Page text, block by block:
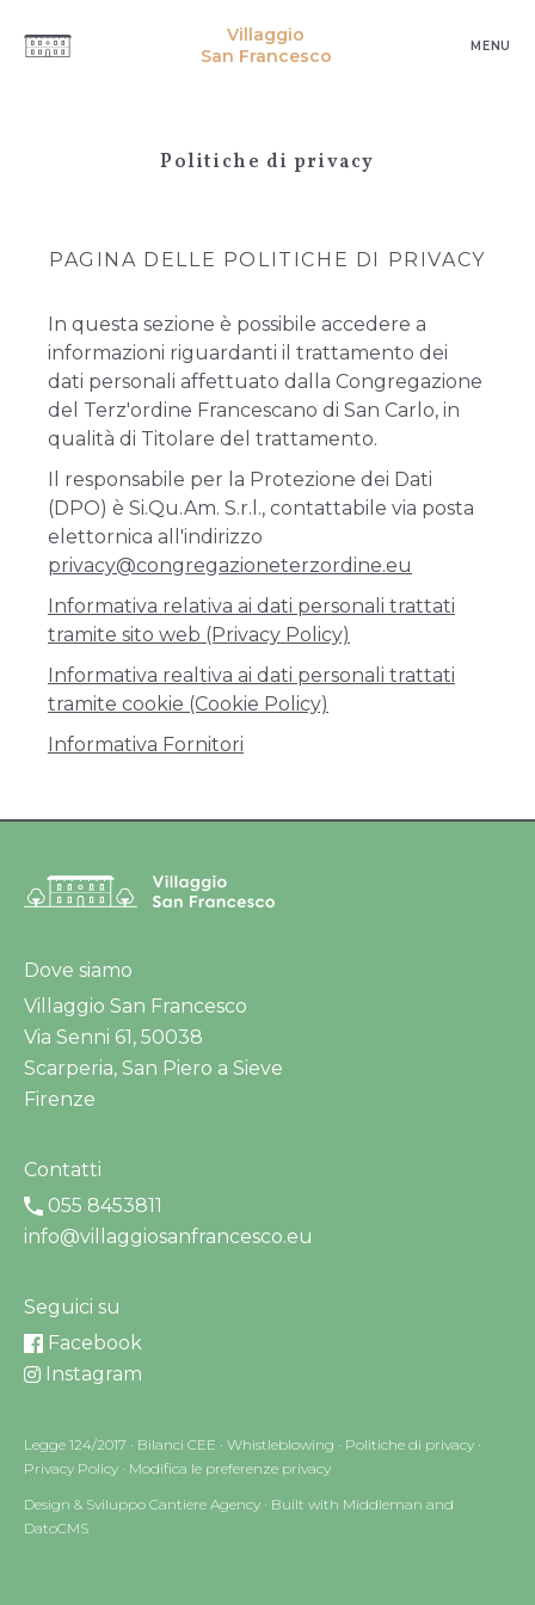
Villaggio
San Francesco
MENU
Politiche di privacy
PAGINA DELLE POLITICHE DI PRIVACY
In questa sezione è possibile accedere a
informazioni riguardanti il trattamento dei
dati personali affettuato dalla Congregazione
del Terz'ordine Francescano di San Carlo, in
qualità di Titolare del trattamento.
Il responsabile per la Protezione dei Dati
(DPO) è Si.Qu.Am. S.r.l., contattabile via posta
elettornica all'indirizzo
privacy@congregazioneterzordine.eu
Informativa relativa ai dati personali trattati
tramite sito web (Privacy Policy)
Informativa realtiva ai dati personali trattati
tramite cookie (Cookie Policy)
Informativa Fornitori
Dove siamo
Villaggio San Francesco
Via Senni 61, 50038
Scarperia, San Piero a Sieve
Firenze
Contatti
055 8453811
info@villaggiosanfrancesco.eu
Seguici su
Facebook
Instagram
Legge 124/2017 · Bilanci CEE · Whistleblowing · Politiche di privacy ·
Privacy Policy · Modifica le preferenze privacy
Design & Sviluppo Cantiere Agency · Built with Middleman and
DatoCMS